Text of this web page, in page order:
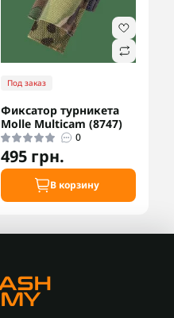
Под заказ
Фиксатор турникета
Molle Multicam (8747)
0
495 грн.
В корзину